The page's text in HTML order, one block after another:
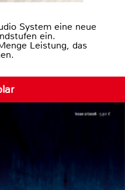
System eine neue
ein.
Leistung, das